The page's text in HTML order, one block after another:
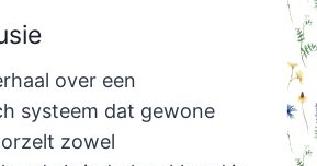
over een
systeem dat gewone
zowel